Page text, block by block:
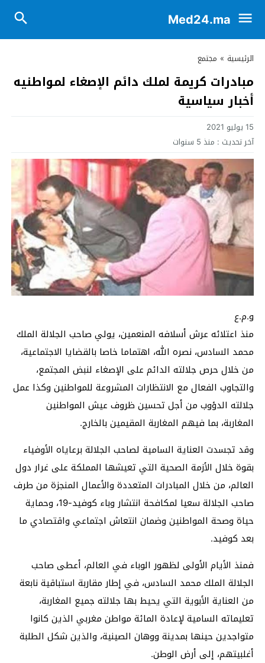
Med24.ma
الرئيسية » مجتمع
مبادرات كريمة لملك دائم الإصغاء لمواطنيه
أخبار سياسية
15 يوليو 2021
آخر تحديث : منذ 5 سنوات
و.م.ع
منذ اعتلائه عرش أسلافه المنعمين، يولي صاحب الجلالة الملك
محمد السادس، نصره الله، اهتماما خاصا بالقضايا الاجتماعية،
من خلال حرص جلالته الدائم على الإصغاء لنبض المجتمع،
والتجاوب الفعال مع الانتظارات المشروعة للمواطنين وكذا عمل
جلالته الدؤوب من أجل تحسين ظروف عيش المواطنين
المغاربة، بما فيهم المغاربة المقيمين بالخارج.
وقد تجسدت العناية السامية لصاحب الجلالة برعاياه الأوفياء
بقوة خلال الأزمة الصحية التي تعيشها المملكة على غرار دول
العالم، من خلال المبادرات المتعددة والأعمال المنجزة من طرف
صاحب الجلالة سعيا لمكافحة انتشار وباء كوفيد-19، وحماية
حياة وصحة المواطنين وضمان انتعاش اجتماعي واقتصادي ما
بعد كوفيد.
فمنذ الأيام الأولى لظهور الوباء في العالم، أعطى صاحب
الجلالة الملك محمد السادس، في إطار مقاربة استباقية نابعة
من العناية الأبوية التي يحيط بها جلالته جميع المغاربة،
تعليماته السامية لإعادة المائة مواطن مغربي الذين كانوا
متواجدين حينها بمدينة ووهان الصينية، والذين شكل الطلبة
أغلبيتهم، إلى أرض الوطن.